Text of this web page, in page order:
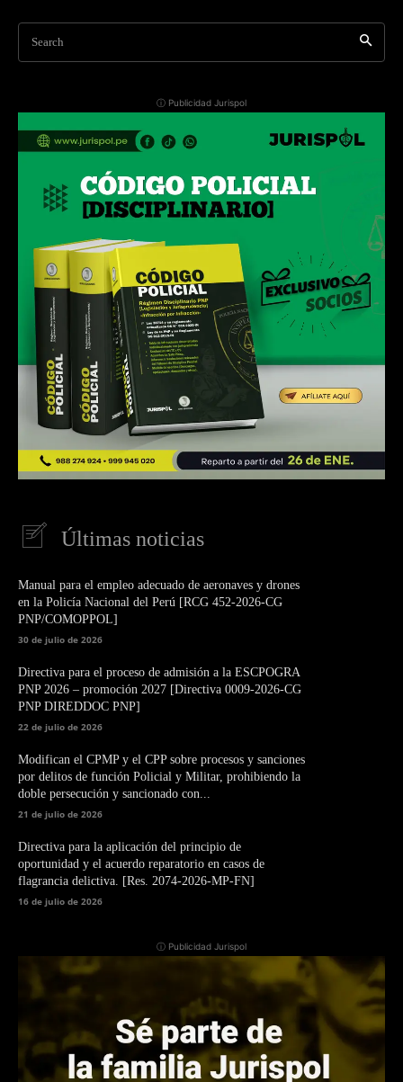
Search
ⓘ Publicidad Jurispol
Últimas noticias
Manual para el empleo adecuado de aeronaves y drones
en la Policía Nacional del Perú [RCG 452-2026-CG
PNP/COMOPPOL]
30 de julio de 2026
Directiva para el proceso de admisión a la ESCPOGRA
PNP 2026 – promoción 2027 [Directiva 0009-2026-CG
PNP DIREDDOC PNP]
22 de julio de 2026
Modifican el CPMP y el CPP sobre procesos y sanciones
por delitos de función Policial y Militar, prohibiendo la
doble persecución y sancionado con...
21 de julio de 2026
Directiva para la aplicación del principio de
oportunidad y el acuerdo reparatorio en casos de
flagrancia delictiva. [Res. 2074-2026-MP-FN]
16 de julio de 2026
ⓘ Publicidad Jurispol